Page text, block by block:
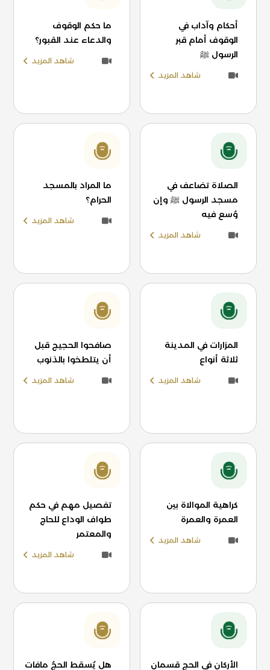
أحكام وآداب في
الوقوف أمام قبر
الرسول ﷺ
شاهد المزيد
ما حكم الوقوف
والدعاء عند القبور؟
شاهد المزيد
الصلاة تضاعف في
مسجد الرسول ﷺ وإن
وُسع فيه
شاهد المزيد
ما المراد بالمسجد
الحرام؟
شاهد المزيد
المزارات في المدينة
ثلاثة أنواع
شاهد المزيد
صافحوا الحجيج قبل
أن يتلطخوا بالذنوب
شاهد المزيد
كراهية الموالاة بين
العمرة والعمرة
شاهد المزيد
تفصيل مهم في حكم
طواف الوداع للحاج
والمعتمر
شاهد المزيد
الأركان في الحج قسمان هل يُسقط الحجُ مافات